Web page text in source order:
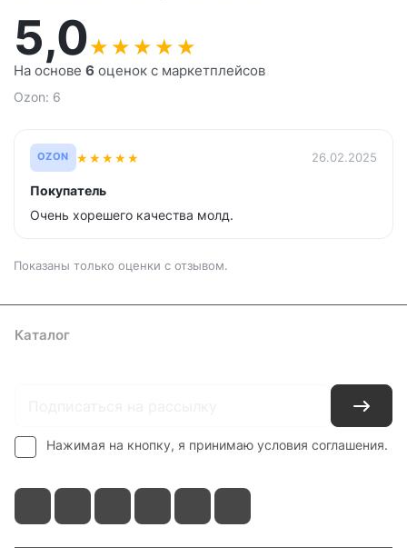
5,0★ ★ ★ ★ ★
На основе 6 оценок с маркетплейсов
Ozon: 6
OZON ★★★★★ 26.02.2025
Покупатель
Очень хорешего качества молд.
Показаны только оценки с отзывом.
Каталог
Нажимая на кнопку, я принимаю условия соглашения.